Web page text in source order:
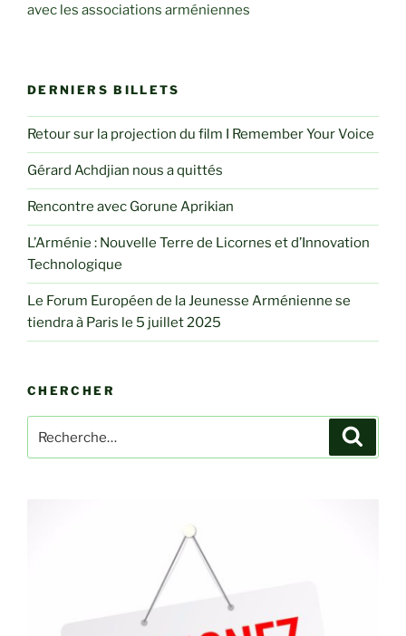
avec les associations arméniennes
DERNIERS BILLETS
Retour sur la projection du film I Remember Your Voice
Gérard Achdjian nous a quittés
Rencontre avec Gorune Aprikian
L’Arménie : Nouvelle Terre de Licornes et d’Innovation
Technologique
Le Forum Européen de la Jeunesse Arménienne se
tiendra à Paris le 5 juillet 2025
CHERCHER
pour